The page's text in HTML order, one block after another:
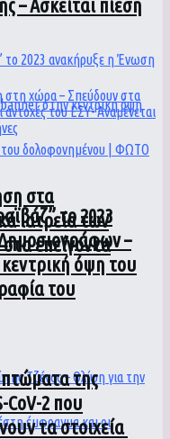
το 2023
–
όψη του
του
– Ασκείται πίεση
στα
ιατρεία των
επείγοντα
της
CoV-2 που
τα στοιχεία